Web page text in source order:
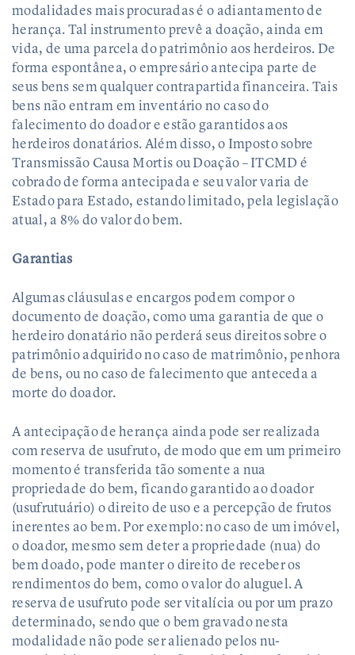
modalidades mais procuradas é o adiantamento de
herança. Tal instrumento prevê a doação, ainda em
vida, de uma parcela do patrimônio aos herdeiros. De
forma espontânea, o empresário antecipa parte de
seus bens sem qualquer contrapartida financeira. Tais
bens não entram em inventário no caso do
falecimento do doador e estão garantidos aos
herdeiros donatários. Além disso, o Imposto sobre
Transmissão Causa Mortis ou Doação – ITCMD é
cobrado de forma antecipada e seu valor varia de
Estado para Estado, estando limitado, pela legislação
atual, a 8% do valor do bem.
Garantias
Algumas cláusulas e encargos podem compor o
documento de doação, como uma garantia de que o
herdeiro donatário não perderá seus direitos sobre o
patrimônio adquirido no caso de matrimônio, penhora
de bens, ou no caso de falecimento que anteceda a
morte do doador.
A antecipação de herança ainda pode ser realizada
com reserva de usufruto, de modo que em um primeiro
momento é transferida tão somente a nua
propriedade do bem, ficando garantido ao doador
(usufrutuário) o direito de uso e a percepção de frutos
inerentes ao bem. Por exemplo: no caso de um imóvel,
o doador, mesmo sem deter a propriedade (nua) do
bem doado, pode manter o direito de receber os
rendimentos do bem, como o valor do aluguel. A
reserva de usufruto pode ser vitalícia ou por um prazo
determinado, sendo que o bem gravado nesta
modalidade não pode ser alienado pelos nu-